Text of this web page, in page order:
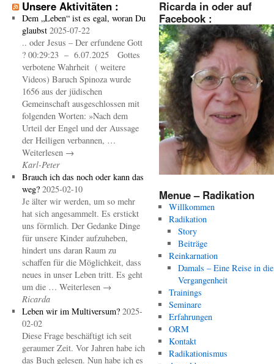
Unsere Aktivitäten :
Dem „Leben“ ist es egal, woran Du
glaubst 2025-07-22
.. oder Jesus – Der erfundene Gott
? 00:29:23 – 6.07.2025 Gottes
verbotene Wahrheit ( weitere
Videos) Baruch Spinoza wurde
1656 aus der jüdischen
Gemeinschaft ausgeschlossen mit
folgenden Worten: »Nach dem
Urteil der Engel und der Aussage
der Heiligen verbannen, …
Weiterlesen →
Karl-Peter
Brauch ich das noch oder kann das
weg? 2025-02-10
Je älter wir werden, um so mehr
hat sich angesammelt. Es erstickt
uns förmlich. Der Gedanke Dinge
für unsere Kinder aufzuheben,
hindert uns daran Raum zu
schaffen für die Möglichkeit, dass
neues in unser Leben tritt. Es geht
um die … Weiterlesen →
Ricarda
Leben wir im Multiversum? 2025-
02-02
Diese Frage beschäftigt ich seit
geraumer Zeit. Vor Jahren habe ich
das Buch gelesen. Nun habe ich es
Ricarda in oder auf
Facebook :
Menue – Radikation
Willkommen
Radikation
Story
Beiträge
Reinkarnation
Damals – Eine Reise in die
Vergangenheit
Trainings
Seminare
Erfahrungen
ORM
Kontakt
Radikationismus